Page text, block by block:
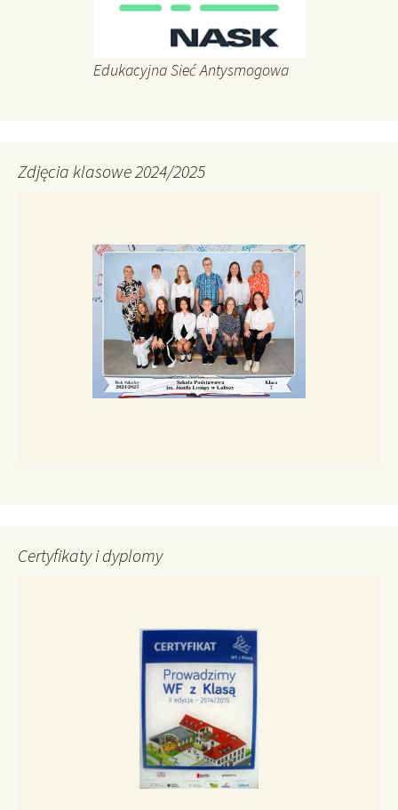
Edukacyjna Sieć Antysmogowa
Zdjęcia klasowe 2024/2025
Certyfikaty i dyplomy